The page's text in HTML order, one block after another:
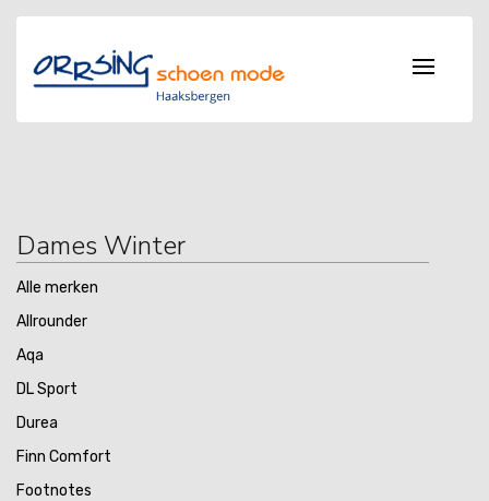
Dames Winter
Alle merken
Allrounder
Aqa
DL Sport
Durea
Finn Comfort
Footnotes